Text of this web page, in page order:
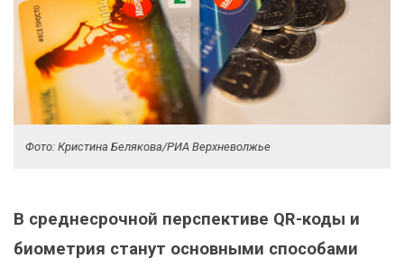
Фото: Кристина Белякова/РИА Верхневолжье
В среднесрочной перспективе QR-коды и
биометрия станут основными способами